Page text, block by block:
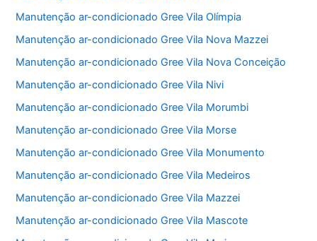
Manutenção ar-condicionado Gree Vila Olímpia
Manutenção ar-condicionado Gree Vila Nova Mazzei
Manutenção ar-condicionado Gree Vila Nova Conceição
Manutenção ar-condicionado Gree Vila Nivi
Manutenção ar-condicionado Gree Vila Morumbi
Manutenção ar-condicionado Gree Vila Morse
Manutenção ar-condicionado Gree Vila Monumento
Manutenção ar-condicionado Gree Vila Medeiros
Manutenção ar-condicionado Gree Vila Mazzei
Manutenção ar-condicionado Gree Vila Mascote